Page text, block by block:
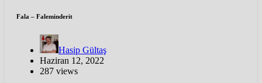
Fala – Faleminderit
Hasip Gültaş
Haziran 12, 2022
287 views